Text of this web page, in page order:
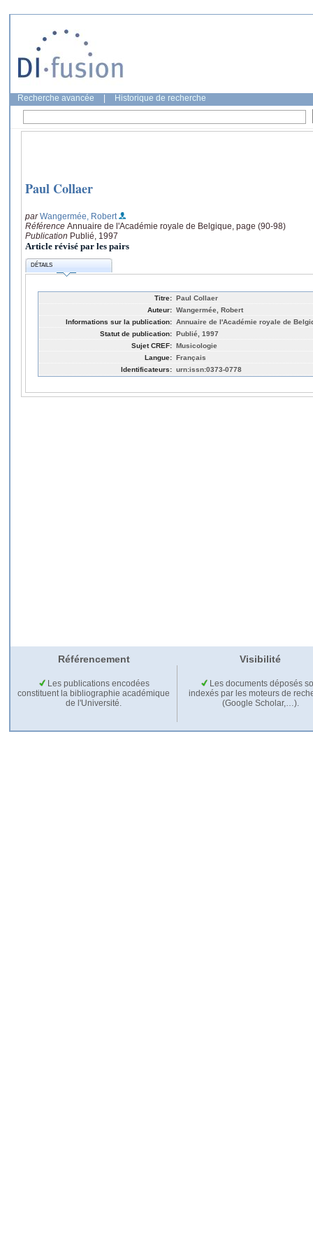
Recherche avancée Historique de recherche
Paul Collaer
parWangermée, Robert
Référence Annuaire de l'Académie royale de Belgique, page (90-98)
Publication Publié, 1997
Article révisé par les pairs
DÉTAILS
Titre: Paul Collaer
Auteur: Wangermée, Robert
Informations sur la publication: Annuaire de l'Académie royale de
Statut de publication: Publié, 1997
Sujet CREF: Musicologie
Langue: Français
Identificateurs: urn:issn:0373-0778
Référencement Visibilité
Les publications encodées
constituent la bibliographie académique
de l'Université.
Les documents déposés
indexés par les moteurs de
(Google Scholar,…).